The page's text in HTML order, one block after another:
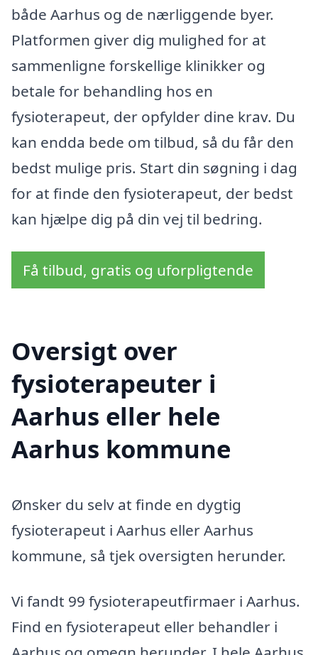
både Aarhus og de nærliggende byer.
Platformen giver dig mulighed for at
sammenligne forskellige klinikker og
betale for behandling hos en
fysioterapeut, der opfylder dine krav. Du
kan endda bede om tilbud, så du får den
bedst mulige pris. Start din søgning i dag
for at finde den fysioterapeut, der bedst
kan hjælpe dig på din vej til bedring.
Få tilbud, gratis og uforpligtende
Oversigt over
fysioterapeuter i
Aarhus eller hele
Aarhus kommune
Ønsker du selv at finde en dygtig
fysioterapeut i Aarhus eller Aarhus
kommune, så tjek oversigten herunder.
Vi fandt 99 fysioterapeutfirmaer i Aarhus.
Find en fysioterapeut eller behandler i